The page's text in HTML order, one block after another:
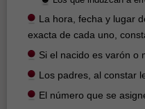
La hora, fecha y lugar
exacta de cada uno,
Si el nacido es varón o
Los padres, al constar
El número que se